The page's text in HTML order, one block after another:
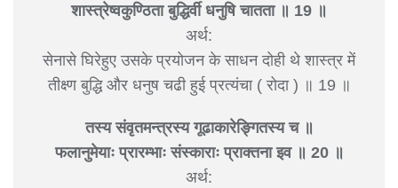
शास्त्रेष्वकुण्ठिता बुद्धिर्वी धनुषि चातता ॥ 19 ॥
अर्थ:
सेनासे घिरेहुए उसके प्रयोजन के साधन दोही थे शास्त्र में
तीक्ष्ण बुद्धि और धनुष चढी हुई प्रत्यंचा ( रोदा ) ॥ 19 ॥
तस्य संवृतमन्त्रस्य गूढाकारेङ्गितस्य च ॥
फलानुमेयाः प्रारम्भाः संस्काराः प्राक्तना इव ॥ 20 ॥
अर्थ: